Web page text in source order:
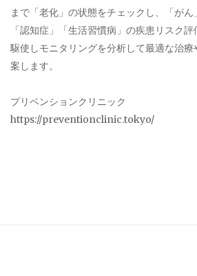
まで「老化」の状態をチェックし、「がん
「認知症」「生活習慣病」の疾患リスク
駆使しモニタリングを分析して最適な治療
案します。
プリベンションクリニック
https://preventionclinic.tokyo/